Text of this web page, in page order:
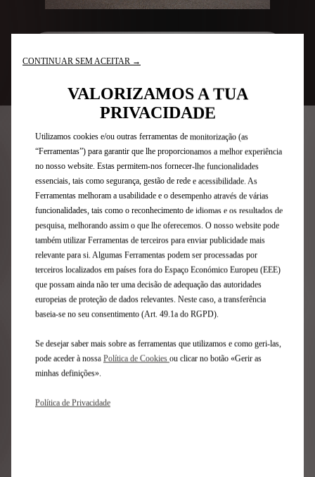
UMA VIAGEM DE ALTA
TECNOLOGIA
Equipamento padrão
O DS 3 DS PERFORMANCE Line inclui de série uma
variedade de tecnologias para melhorar a sua
experiência de condução, incluindo Assistência ao
Estacionamento Traseiro, Aviso de Saída da Faixa,
Cruise Control/Limitador de Velocidade, Monitorização
do Ângulo Morto, Entrada e Arranque sem Chave
CONTINUAR SEM ACEITAR →
VALORIZAMOS A TUA
PRIVACIDADE
Utilizamos cookies e/ou outras ferramentas de monitorização (as
“Ferramentas”) para garantir que lhe proporcionamos a melhor experiência
no nosso website. Estas permitem-nos fornecer-lhe funcionalidades
essenciais, tais como segurança, gestão de rede e acessibilidade. As
Ferramentas melhoram a usabilidade e o desempenho através de várias
funcionalidades, tais como o reconhecimento de idiomas e os resultados de
pesquisa, melhorando assim o que lhe oferecemos. O nosso website pode
também utilizar Ferramentas de terceiros para enviar publicidade mais
relevante para si. Algumas Ferramentas podem ser processadas por
terceiros localizados em países fora do Espaço Económico Europeu (EEE)
que possam ainda não ter uma decisão de adequação das autoridades
europeias de proteção de dados relevantes. Neste caso, a transferência
baseia-se no seu consentimento (Art. 49.1a do RGPD).
Se desejar saber mais sobre as ferramentas que utilizamos e como geri-las,
pode aceder à nossa Política de Cookies ou clicar no botão «Gerir as
minhas definições».
Política de Privacidade